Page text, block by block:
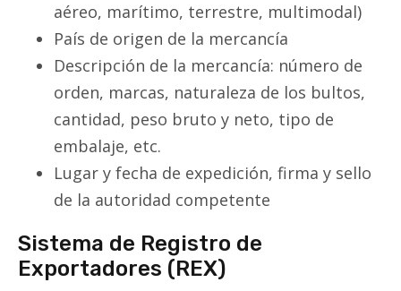
aéreo, marítimo, terrestre, multimodal)
País de origen de la mercancía
Descripción de la mercancía: número de
orden, marcas, naturaleza de los bultos,
cantidad, peso bruto y neto, tipo de
embalaje, etc.
Lugar y fecha de expedición, firma y sello
de la autoridad competente
Sistema de Registro de
Exportadores (REX)